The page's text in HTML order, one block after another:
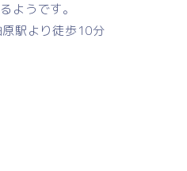
ようです。
駅より徒歩10分